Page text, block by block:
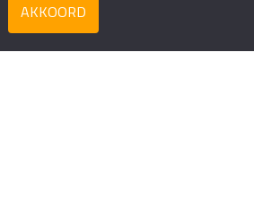
AKKOORD